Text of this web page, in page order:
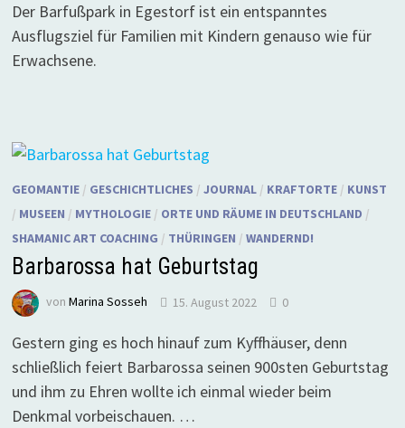
Der Barfußpark in Egestorf ist ein entspanntes
Ausflugsziel für Familien mit Kindern genauso wie für
Erwachsene.
GEOMANTIE/ GESCHICHTLICHES / JOURNAL/ KRAFTORTE/ KUNST
/ MUSEEN / MYTHOLOGIE/ ORTE UND RÄUME IN DEUTSCHLAND /
SHAMANIC ART COACHING / THÜRINGEN / WANDERND!
Barbarossa hat Geburtstag
von Marina Sosseh 15. August 2022 0
Gestern ging es hoch hinauf zum Kyffhäuser, denn
schließlich feiert Barbarossa seinen 900sten Geburtstag
und ihm zu Ehren wollte ich einmal wieder beim
Denkmal vorbeischauen. …